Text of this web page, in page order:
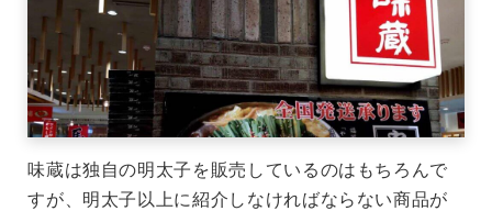
味蔵は独自の明太子を販売しているのはもちろんで
すが、明太子以上に紹介しなければならない商品が